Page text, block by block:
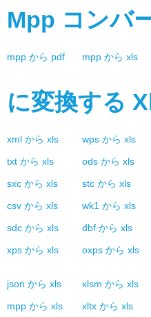
Mpp コンバ
mpp から pdf mpp から xls
に変換する
xml から xls wps から xls
txt から xls ods から xls
sxc から xls stc から xls
csv から xls wk1 から xls
sdc から xls dbf から xls
xps から xls oxps から xls
json から xls xlsm から xls
mpp から xls xltx から xls